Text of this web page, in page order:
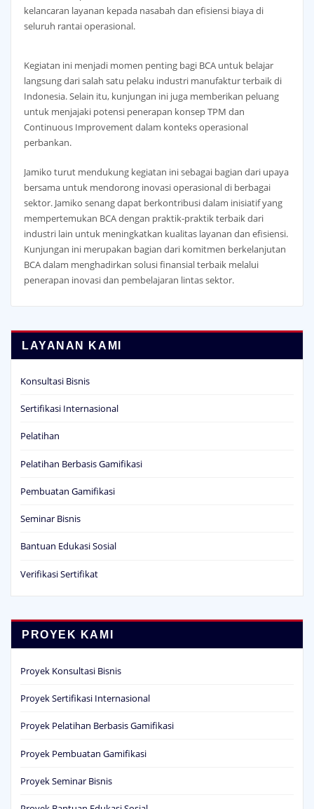
kelancaran layanan kepada nasabah dan efisiensi biaya di
seluruh rantai operasional.
Kegiatan ini menjadi momen penting bagi BCA untuk belajar
langsung dari salah satu pelaku industri manufaktur terbaik di
Indonesia. Selain itu, kunjungan ini juga memberikan peluang
untuk menjajaki potensi penerapan konsep TPM dan
Continuous Improvement dalam konteks operasional
perbankan.
Jamiko turut mendukung kegiatan ini sebagai bagian dari upaya
bersama untuk mendorong inovasi operasional di berbagai
sektor. Jamiko senang dapat berkontribusi dalam inisiatif yang
mempertemukan BCA dengan praktik-praktik terbaik dari
industri lain untuk meningkatkan kualitas layanan dan efisiensi.
Kunjungan ini merupakan bagian dari komitmen berkelanjutan
BCA dalam menghadirkan solusi finansial terbaik melalui
penerapan inovasi dan pembelajaran lintas sektor.
LAYANAN KAMI
Konsultasi Bisnis
Sertifikasi Internasional
Pelatihan
Pelatihan Berbasis Gamifikasi
Pembuatan Gamifikasi
Seminar Bisnis
Bantuan Edukasi Sosial
Verifikasi Sertifikat
PROYEK KAMI
Proyek Konsultasi Bisnis
Proyek Sertifikasi Internasional
Proyek Pelatihan Berbasis Gamifikasi
Proyek Pembuatan Gamifikasi
Proyek Seminar Bisnis